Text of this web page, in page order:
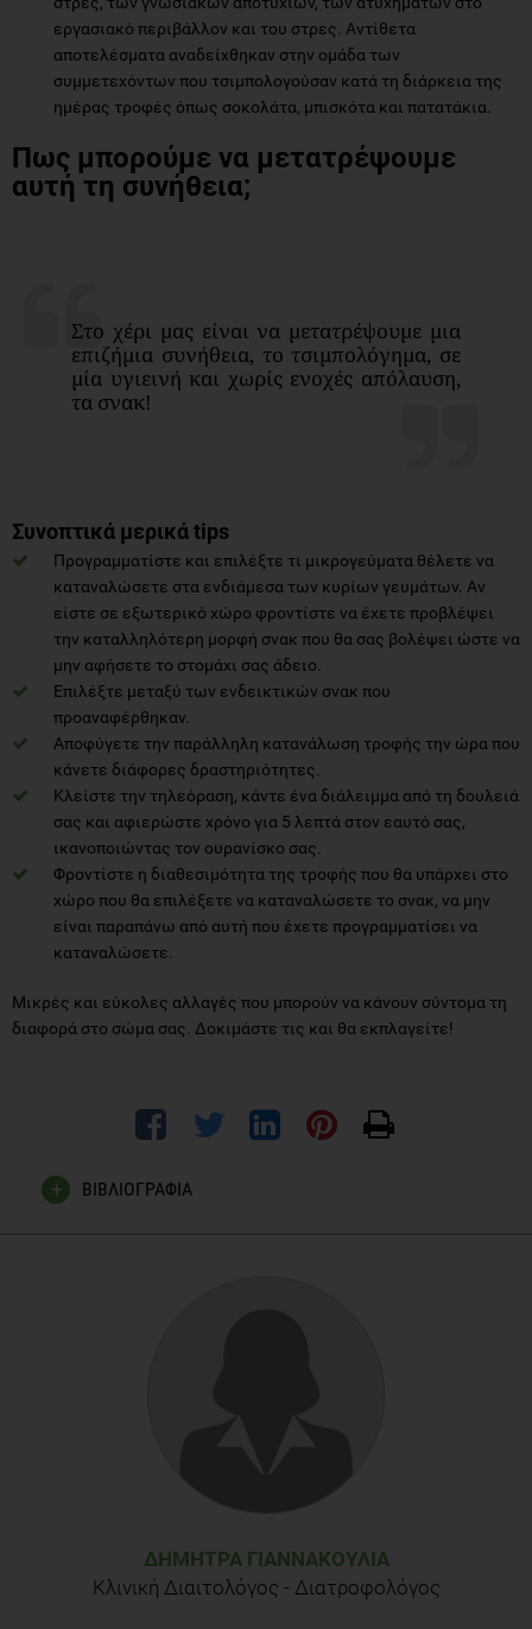
εργασιακό περιβάλλον και του στρες. Αντίθετα
αποτελέσματα αναδείχθηκαν στην ομάδα των
συμμετεχόντων που τσιμπολογούσαν κατά τη διάρκεια της
ημέρας τροφές όπως σοκολάτα, μπισκότα και πατατάκια.
Πως μπορούμε να μετατρέψουμε
αυτή τη συνήθεια;
Στο χέρι μας είναι να μετατρέψουμε μια
επιζήμια συνήθεια, το τσιμπολόγημα, σε
μία υγιεινή και χωρίς ενοχές απόλαυση,
τα σνακ!
Συνοπτικά μερικά tips
Προγραμματίστε και επιλέξτε τι μικρογεύματα θέλετε να
καταναλώσετε στα ενδιάμεσα των κυρίων γευμάτων. Αν
είστε σε εξωτερικό χώρο φροντίστε να έχετε προβλέψει
την καταλληλότερη μορφή σνακ που θα σας βολέψει ώστε να
μην αφήσετε το στομάχι σας άδειο.
Επιλέξτε μεταξύ των ενδεικτικών σνακ που
προαναφέρθηκαν.
Αποφύγετε την παράλληλη κατανάλωση τροφής την ώρα που
κάνετε διάφορες δραστηριότητες.
Κλείστε την τηλεόραση, κάντε ένα διάλειμμα από τη δουλειά
σας και αφιερώστε χρόνο για 5 λεπτά στον εαυτό σας,
ικανοποιώντας τον ουρανίσκο σας.
Φροντίστε η διαθεσιμότητα της τροφής που θα υπάρχει στο
χώρο που θα επιλέξετε να καταναλώσετε το σνακ, να μην
είναι παραπάνω από αυτή που έχετε προγραμματίσει να
καταναλώσετε.
Μικρές και εύκολες αλλαγές που μπορούν να κάνουν σύντομα τη
διαφορά στο σώμα σας. Δοκιμάστε τις και θα εκπλαγείτε!
ΒΙΒΛΙΟΓΡΑΦΙΑ
Chaplin K, Smith AP, Nutrients. 2011 May;3(5):515-28. Epub
cognitive failures, minor injuries, accidents and stress.»
ΔΉΜΗΤΡΑ ΓΙΑΝΝΑΚΟΎΛΙΑ
Κλινική Διαιτολόγος - Διατροφολόγος